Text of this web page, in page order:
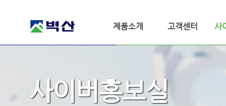
제품소개 고객센터 사
사이버홍보실